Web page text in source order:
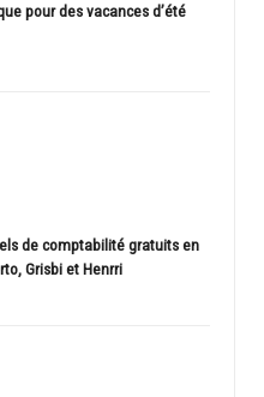
pour des vacances d’été
de comptabilité gratuits en
Grisbi et Henrri